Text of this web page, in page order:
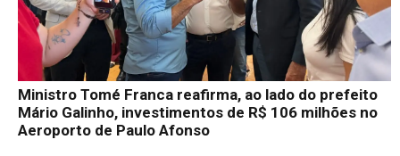
Ministro Tomé Franca reafirma, ao lado do prefeito
Mário Galinho, investimentos de R$ 106 milhões no
Aeroporto de Paulo Afonso